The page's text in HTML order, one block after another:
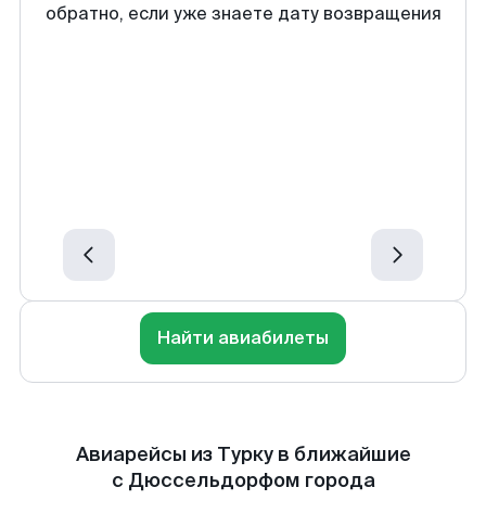
обратно, если уже знаете дату возвращения
Найти авиабилеты
Авиарейсы из Турку в ближайшие
с Дюссельдорфом города